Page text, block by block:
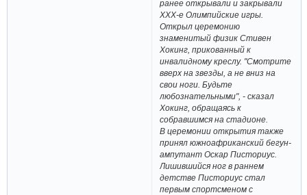
ранее открывали и закрывали
XXX-е Олимпийские игры.
Открыл церемонию
знаменитый физик Стивен
Хокинг, прикованный к
инвалидному креслу. "Смотрите
вверх на звезды, а не вниз на
свои ноги. Будьте
любознательными", - сказал
Хокинг, обращаясь к
собравшимся на стадионе.
В церемонии открытия также
принял южноафриканский бегун-
ампутант Оскар Писториус.
Лишившийся ног в раннем
детстве Писториус стал
первым спортсменом с